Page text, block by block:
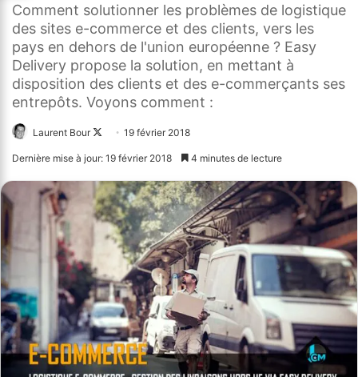
Comment solutionner les problèmes de logistique
des sites e-commerce et des clients, vers les
pays en dehors de l'union européenne ? Easy
Delivery propose la solution, en mettant à
disposition des clients et des e-commerçants ses
entrepôts. Voyons comment :
Laurent Bour
Follow19 février 2018
Dernière mise à jour: 19 février 2018 4 minutes de lecture